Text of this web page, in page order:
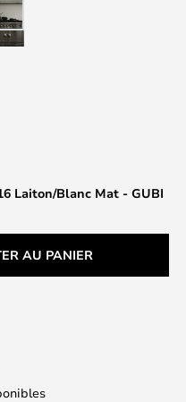
Laiton/Blanc Mat - GUBI
AU PANIER